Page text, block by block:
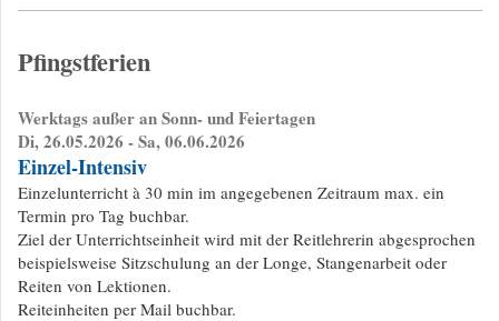
Pfingstferien
Werktags außer an Sonn- und Feiertagen
Di, 26.05.2026 - Sa, 06.06.2026
Einzel-Intensiv
Einzelunterricht à 30 min im angegebenen Zeitraum max. ein
Termin pro Tag buchbar.
Ziel der Unterrichtseinheit wird mit der Reitlehrerin abgesprochen
beispielsweise Sitzschulung an der Longe, Stangenarbeit oder
Reiten von Lektionen.
Reiteinheiten per Mail buchbar.